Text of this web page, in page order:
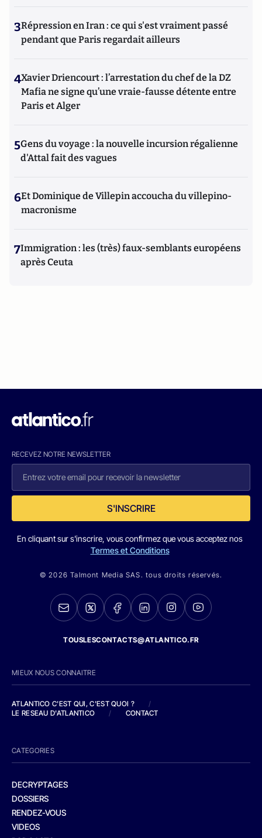
3Répression en Iran : ce qui s'est vraiment passé
pendant que Paris regardait ailleurs
4Xavier Driencourt : l’arrestation du chef de la DZ
Mafia ne signe qu’une vraie-fausse détente entre
Paris et Alger
5Gens du voyage : la nouvelle incursion régalienne
d'Attal fait des vagues
6Et Dominique de Villepin accoucha du villepino-
macronisme
7Immigration : les (très) faux-semblants européens
après Ceuta
RECEVEZ NOTRE NEWSLETTER
S'INSCRIRE
En cliquant sur s'inscrire, vous confirmez que vous acceptez nos
Termes et Conditions
© 2026 Talmont Media SAS. tous droits réservés.
TOUSLESCONTACTS@ATLANTICO.FR
MIEUX NOUS CONNAITRE
ATLANTICO C'EST QUI, C'EST QUOI ?
/
LE RESEAU D'ATLANTICO
/ CONTACT
CATEGORIES
DECRYPTAGES
DOSSIERS
RENDEZ-VOUS
VIDEOS